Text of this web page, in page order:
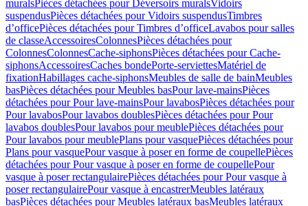
muralsPièces détachées pour Déversoirs muralsVidoirs
suspendusPièces détachées pour Vidoirs suspendusTimbres
dʼofficePièces détachées pour Timbres dʼofficeLavabos pour salles
de classeAccessoiresColonnesPièces détachées pour
ColonnesColonnesCache-siphonsPièces détachées pour Cache-
siphonsAccessoiresCaches bondePorte-serviettesMatériel de
fixationHabillages cache-siphonsMeubles de salle de bainMeubles
basPièces détachées pour Meubles basPour lave-mainsPièces
détachées pour Pour lave-mainsPour lavabosPièces détachées pour
Pour lavabosPour lavabos doublesPièces détachées pour Pour
lavabos doublesPour lavabos pour meublePièces détachées pour
Pour lavabos pour meublePlans pour vasquePièces détachées pour
Plans pour vasquePour vasque à poser en forme de coupellePièces
détachées pour Pour vasque à poser en forme de coupellePour
vasque à poser rectangulairePièces détachées pour Pour vasque à
poser rectangulairePour vasque à encastrerMeubles latéraux
basPièces détachées pour Meubles latéraux basMeubles latéraux